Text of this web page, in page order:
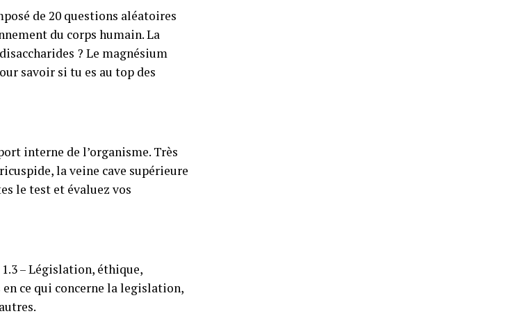
de 20 questions aléatoires
du corps humain. La
? Le magnésium
savoir si tu es au top des
interne de l’organisme. Très
la veine cave supérieure
le test et évaluez vos
– Législation, éthique,
ce qui concerne la legislation,